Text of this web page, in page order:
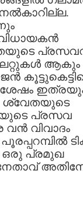
ആകും
ശേഷം
ശ്വേതയുടെ
പ്രസവ
വന്‍ വിവാദം
ഒരു പ്രമുഖ